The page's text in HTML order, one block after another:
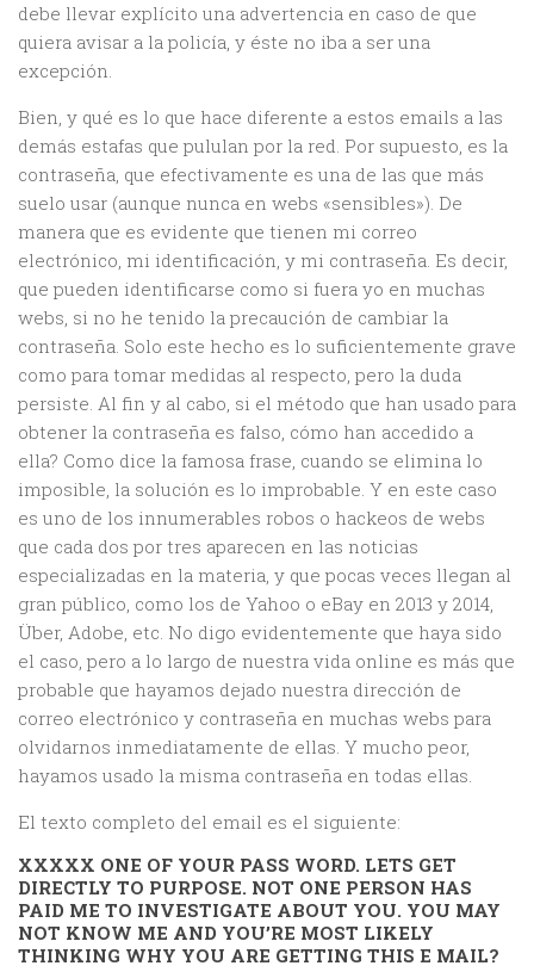
debe llevar explícito una advertencia en caso de que
quiera avisar a la policía, y éste no iba a ser una
excepción.
Bien, y qué es lo que hace diferente a estos emails a las
demás estafas que pululan por la red. Por supuesto, es la
contraseña, que efectivamente es una de las que más
suelo usar (aunque nunca en webs «sensibles»). De
manera que es evidente que tienen mi correo
electrónico, mi identificación, y mi contraseña. Es decir,
que pueden identificarse como si fuera yo en muchas
webs, si no he tenido la precaución de cambiar la
contraseña. Solo este hecho es lo suficientemente grave
como para tomar medidas al respecto, pero la duda
persiste. Al fin y al cabo, si el método que han usado para
obtener la contraseña es falso, cómo han accedido a
ella? Como dice la famosa frase, cuando se elimina lo
imposible, la solución es lo improbable. Y en este caso
es uno de los innumerables robos o hackeos de webs
que cada dos por tres aparecen en las noticias
especializadas en la materia, y que pocas veces llegan al
gran público, como los de Yahoo o eBay en 2013 y 2014,
Über, Adobe, etc. No digo evidentemente que haya sido
el caso, pero a lo largo de nuestra vida online es más que
probable que hayamos dejado nuestra dirección de
correo electrónico y contraseña en muchas webs para
olvidarnos inmediatamente de ellas. Y mucho peor,
hayamos usado la misma contraseña en todas ellas.
El texto completo del email es el siguiente:
XXXXX ONE OF YOUR PASS WORD. LETS GET
DIRECTLY TO PURPOSE. NOT ONE PERSON HAS
PAID ME TO INVESTIGATE ABOUT YOU. YOU MAY
NOT KNOW ME AND YOU’RE MOST LIKELY
THINKING WHY YOU ARE GETTING THIS E MAIL?